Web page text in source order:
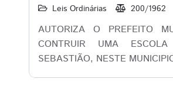
Leis Ordinárias 200/1962
AUTORIZA O PREFEITO
CONTRUIR UMA
SEBASTIÃO, NESTE